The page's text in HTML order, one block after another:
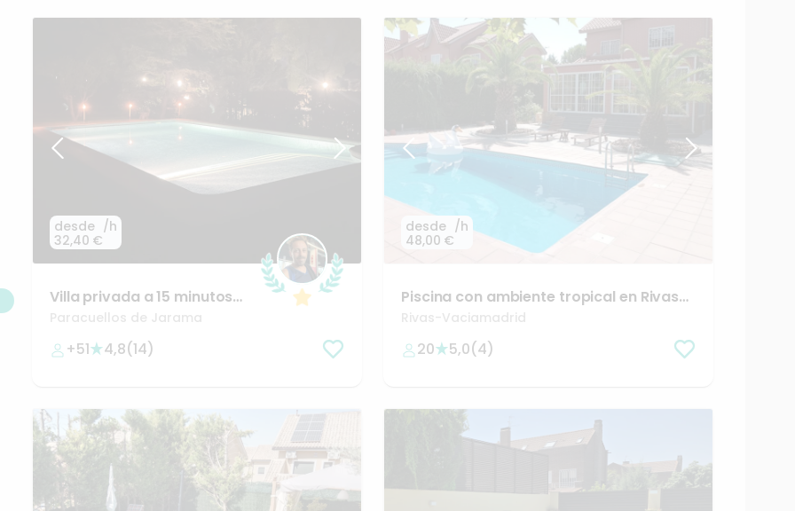
desde
32,40 €
/h
Villa privada a15 minutos
de Av de America entorno
Paracuellos de Jarama
+51 4,8(14)
desde
48,00 €
/h
Piscina con ambiente tropical en Rivas-
VaciaMadrid
Rivas-Vaciamadrid
20 5,0(4)